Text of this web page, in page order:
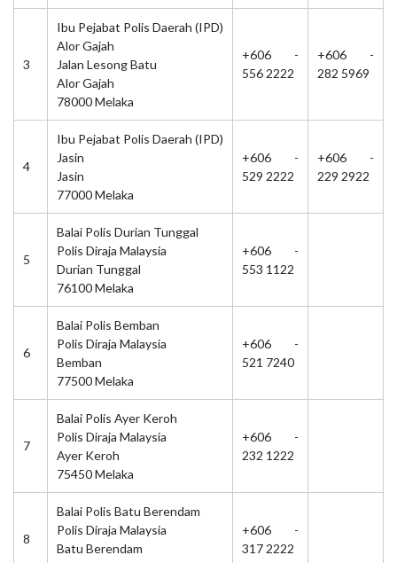
3
Ibu Pejabat Polis Daerah (IPD)
Alor Gajah
Jalan Lesong Batu
Alor Gajah
78000 Melaka
+606 -
556 2222
+606 -
282 5969
4
Ibu Pejabat Polis Daerah (IPD)
Jasin
Jasin
77000 Melaka
+606 -
529 2222
+606 -
229 2922
5
Balai Polis Durian Tunggal
Polis Diraja Malaysia
Durian Tunggal
76100 Melaka
+606 -
553 1122
6
Balai Polis Bemban
Polis Diraja Malaysia
Bemban
77500 Melaka
+606 -
521 7240
7
Balai Polis Ayer Keroh
Polis Diraja Malaysia
Ayer Keroh
75450 Melaka
+606 -
232 1222
8
Balai Polis Batu Berendam
Polis Diraja Malaysia
Batu Berendam
+606 -
317 2222